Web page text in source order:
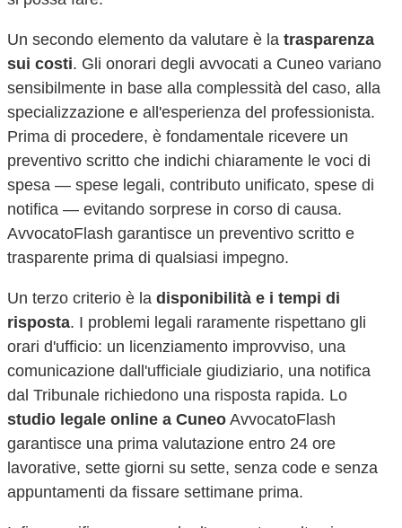
Un secondo elemento da valutare è la trasparenza
sui costi. Gli onorari degli avvocati a Cuneo variano
sensibilmente in base alla complessità del caso, alla
specializzazione e all'esperienza del professionista.
Prima di procedere, è fondamentale ricevere un
preventivo scritto che indichi chiaramente le voci di
spesa — spese legali, contributo unificato, spese di
notifica — evitando sorprese in corso di causa.
AvvocatoFlash garantisce un preventivo scritto e
trasparente prima di qualsiasi impegno.
Un terzo criterio è la disponibilità e i tempi di
risposta. I problemi legali raramente rispettano gli
orari d'ufficio: un licenziamento improvviso, una
comunicazione dall'ufficiale giudiziario, una notifica
dal Tribunale richiedono una risposta rapida. Lo
studio legale online a Cuneo AvvocatoFlash
garantisce una prima valutazione entro 24 ore
lavorative, sette giorni su sette, senza code e senza
appuntamenti da fissare settimane prima.